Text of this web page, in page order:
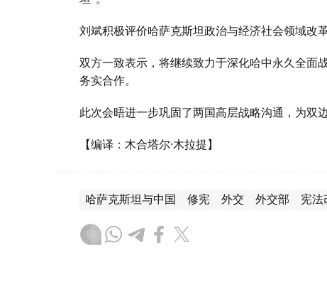
刘斌积极评价哈萨克斯坦政治与经济社会领域改
双方一致表示，将继续致力于深化哈中永久全面
务实合作。
此次会晤进一步巩固了两国高层战略沟通，为双
【编译：木合塔尔·木拉提】
哈萨克斯坦与中国 修宪 外交 外交部 宪法